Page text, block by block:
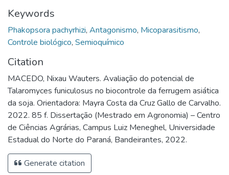
Keywords
Phakopsora pachyrhizi, Antagonismo, Micoparasitismo,
Controle biológico, Semioquímico
Citation
MACEDO, Nixau Wauters. Avaliação do potencial de
Talaromyces funiculosus no biocontrole da ferrugem asiática
da soja. Orientadora: Mayra Costa da Cruz Gallo de Carvalho.
2022. 85 f. Dissertação (Mestrado em Agronomia) – Centro
de Ciências Agrárias, Campus Luiz Meneghel, Universidade
Estadual do Norte do Paraná, Bandeirantes, 2022.
Generate citation